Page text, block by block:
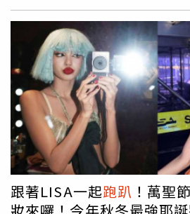
影組）11點33分，許雅鈞座車又來
店後方的巷子，剛在車上拿下口罩
戴上口罩，接著他跟著帶領人員走
車道，陳波波後腳就從大門走進夜
店，體力相當驚人。陳波波與另外
一樣的廂型車前往續攤地點。（圖
婚18年新聞不斷，去年9月汪小菲
的生活費，在微博暴走連續發文指
到波及。當時汪小菲除了痛罵小S，
我告訴你你老公乾嘛呢吧，就在你
呢，你放個屁嗎？別他媽的來逼逼
錢買的房子，好多p，你再跟我逼逼
近的便利商店邊吃邊聊，話匣子一
各自回家休息，完全不見疲態。周
妞妞都曾被目擊一個晚上趕場好幾
周湯豪、周予天、妞妞IG）今年9
年的周予天，深夜11點半帶著2位
店，一行人只待了不到1小時，接
繼續狂歡，此時周予天身邊的女伴
2人也有不少肢體互動，看似很有
先行離開，活力十足的周予天則是
夜店歡樂之行，與一名女子返家。
淡出演藝圈，但不時就會因為夜生
被媒體捕捉和一群友人凌晨1點半現
跟著LISA一起跑趴 ！萬聖